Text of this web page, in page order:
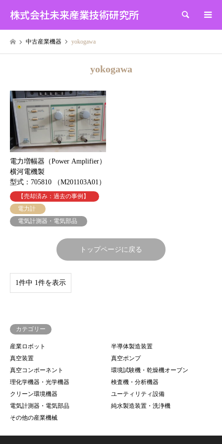
株式会社未来産業技術研究所 検索
中古産業機器 yokogawa
yokogawa
電力増幅器（Power Amplifier）
横河電機製
型式：705810 （M201103A01）
【売却済み：過去の事例】
電力計
電気計測器・電気部品
トップページに戻る
1件中 1件を表示
カテゴリー
産業ロボット
半導体製造装置
真空装置
真空ポンプ
真空コンポーネント
環境試験機・乾燥機オーブン
理化学機器・光学機器
検査機・分析機器
クリーン環境機器
ユーティリティ設備
電気計測器・電気部品
純水製造装置・洗浄機
その他の産業機械